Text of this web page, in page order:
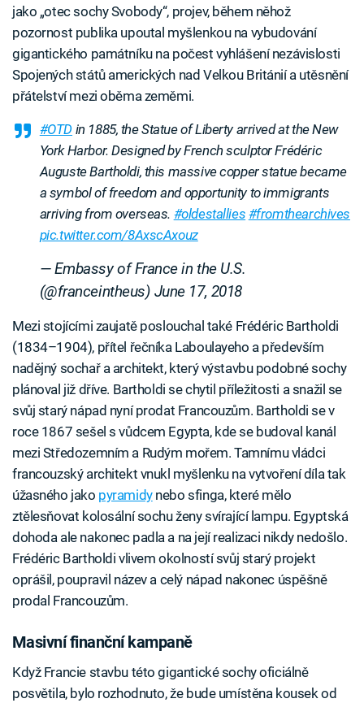
jako „otec sochy Svobody“, projev, během něhož
pozornost publika upoutal myšlenkou na vybudování
gigantického památníku na počest vyhlášení nezávislosti
Spojených států amerických nad Velkou Británií a utěsnění
přátelství mezi oběma zeměmi.
#OTD in 1885, the Statue of Liberty arrived at the New
York Harbor. Designed by French sculptor Frédéric
Auguste Bartholdi, this massive copper statue became
a symbol of freedom and opportunity to immigrants
arriving from overseas. #oldestallies #fromthearchives
pic.twitter.com/8AxscAxouz
— Embassy of France in the U.S.
(@franceintheus) June 17, 2018
Mezi stojícími zaujatě poslouchal také Frédéric Bartholdi
(1834–1904), přítel řečníka Laboulayeho a především
nadějný sochař a architekt, který výstavbu podobné sochy
plánoval již dříve. Bartholdi se chytil příležitosti a snažil se
svůj starý nápad nyní prodat Francouzům. Bartholdi se v
roce 1867 sešel s vůdcem Egypta, kde se budoval kanál
mezi Středozemním a Rudým mořem. Tamnímu vládci
francouzský architekt vnukl myšlenku na vytvoření díla tak
úžasného jako pyramidynebo sfinga, které mělo
ztělesňovat kolosální sochu ženy svírající lampu. Egyptská
dohoda ale nakonec padla a na její realizaci nikdy nedošlo.
Frédéric Bartholdi vlivem okolností svůj starý projekt
oprášil, poupravil název a celý nápad nakonec úspěšně
prodal Francouzům.
Masivní finanční kampaně
Když Francie stavbu této gigantické sochy oficiálně
posvětila, bylo rozhodnuto, že bude umístěna kousek od